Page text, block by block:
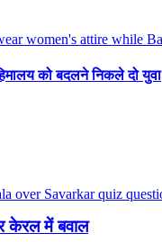
को बदलने निकले दो युवा
केरल में बवाल